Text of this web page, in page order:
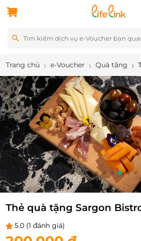
Trang chủ e-Voucher Quà tặng
Thẻ quà tặng Sargon
5.0 (1 đánh giá)